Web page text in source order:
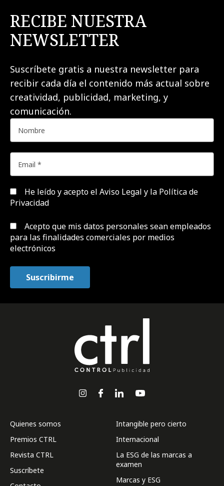
RECIBE NUESTRA
NEWSLETTER
Suscríbete gratis a nuestra newsletter para
recibir cada día el contenido más actual sobre
creatividad, publicidad, marketing, y
comunicación.
He leído y acepto el Aviso Legal y la Política de
Privacidad
Acepto que mis datos personales sean empleados
para las finalidades comerciales por medios
electrónicos
Quienes somos
Premios CTRL
Revista CTRL
Suscríbete
Intangible pero cierto
Internacional
La ESG de las marcas a
examen
Marcas y ESG